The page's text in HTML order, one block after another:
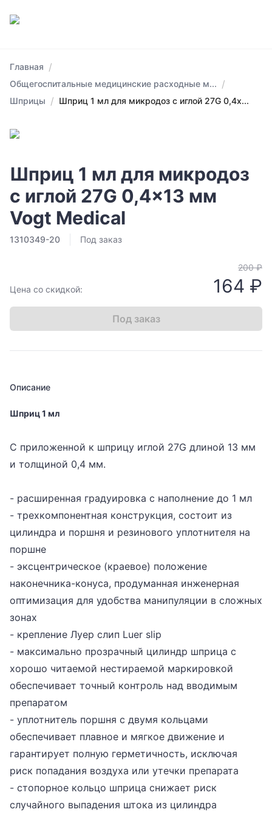
Главная /
Общегоспитальные медицинские расходные м... /
Шприцы / Шприц 1 мл для микродоз с иглой 27G 0,4x...
Шприц 1 мл для микродоз
с иглой 27G 0,4x13 мм
Vogt Medical
1310349-20 Под заказ
Цена со скидкой:
200 ₽
164 ₽
Под заказ
Описание
Шприц 1 мл
С приложенной к шприцу иглой 27G длиной 13 мм
и толщиной 0,4 мм.
- расширенная градуировка с наполнение до 1 мл
- трехкомпонентная конструкция, состоит из
цилиндра и поршня и резинового уплотнителя на
поршне
- эксцентрическое (краевое) положение
наконечника-конуса, продуманная инженерная
оптимизация для удобства манипуляции в сложных
зонах
- крепление Луер слип Luer slip
- максимально прозрачный цилиндр шприца с
хорошо читаемой нестираемой маркировкой
обеспечивает точный контроль над вводимым
препаратом
- уплотнитель поршня с двумя кольцами
обеспечивает плавное и мягкое движение и
гарантирует полную герметичность, исключая
риск попадания воздуха или утечки препарата
- стопорное кольцо шприца снижает риск
случайного выпадения штока из цилиндра